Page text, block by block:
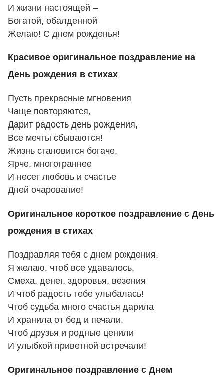
И жизни настоящей –
Богатой, обалденной
Желаю! С днем рожденья!
Красивое оригинальное поздравление на
День рождения в стихах
Пусть прекрасные мгновения
Чаще повторяются,
Дарит радость день рождения,
Все мечты сбываются!
Жизнь становится богаче,
Ярче, многограннее
И несет любовь и счастье
Дней очарование!
Оригинальное короткое поздравление с День
рождения в стихах
Поздравляя тебя с днем рождения,
Я желаю, чтоб все удавалось,
Смеха, денег, здоровья, везения
И чтоб радость тебе улыбалась!
Чтоб судьба много счастья дарила
И хранила от бед и печали,
Чтоб друзья и родные ценили
И улыбкой приветной встречали!
Оригинальное поздравление с Днем